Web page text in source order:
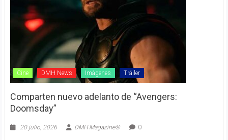
Cine DMH News Imágenes Tráiler
Comparten nuevo adelanto de “Avengers:
Doomsday”
20 julio, 2026 DMH Magazine® 0